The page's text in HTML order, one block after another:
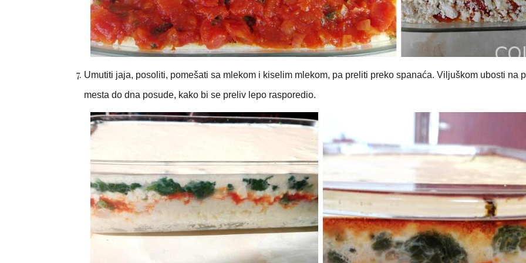
Umutiti jaja, posoliti, pomešati sa mlekom i kiselim mlekom, pa preliti preko spanaća. Viljuškom ubosti na
mesta do dna posude, kako bi se preliv lepo rasporedio.